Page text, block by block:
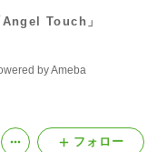
Angel Touch」
by Ameba
フォロー